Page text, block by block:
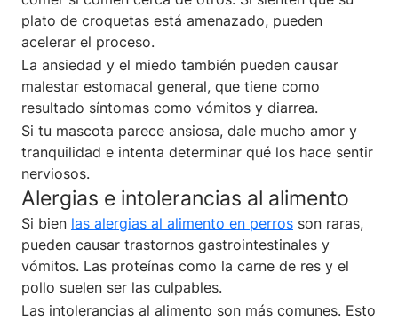
plato de croquetas está amenazado, pueden
acelerar el proceso.
La ansiedad y el miedo también pueden causar
malestar estomacal general, que tiene como
resultado síntomas como vómitos y diarrea.
Si tu mascota parece ansiosa, dale mucho amor y
tranquilidad e intenta determinar qué los hace sentir
nerviosos.
Alergias e intolerancias al alimento
Si bien las alergias al alimento en perros son raras,
pueden causar trastornos gastrointestinales y
vómitos. Las proteínas como la carne de res y el
pollo suelen ser las culpables.
Las intolerancias al alimento son más comunes. Esto